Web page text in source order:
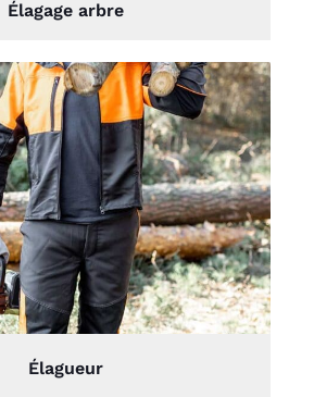
Élagage arbre
Élagueur